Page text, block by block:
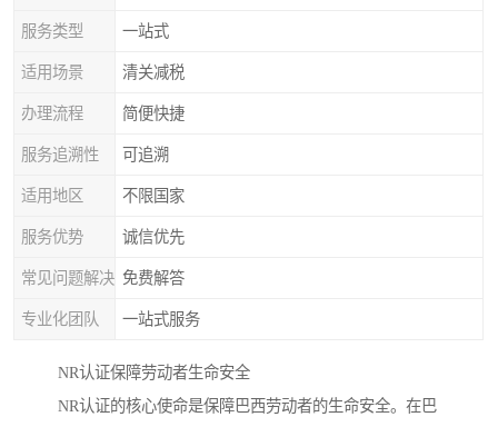
服务类型 一站式
适用场景 清关减税
办理流程 简便快捷
服务追溯性 可追溯
适用地区 不限国家
服务优势 诚信优先
常见问题解决 免费解答
专业化团队 一站式服务
NR认证保障劳动者生命安全
NR认证的核心使命是保障巴西劳动者的生命安全。在巴